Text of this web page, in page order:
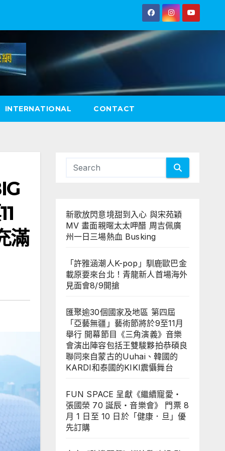
INTERNATIONAL CONTACT
滿
新歌放閃意境甜到入心 與宋苑穎
MV 畫面親暱太太呷醋 周吉佩廣
州一日三場熱血 Busking
「許雅涵潮人K-pop」馴鹿歐巴金
載原要來台北！青龍新人首場海外
見面會8/9開搶
匯聚逾30個國家及地區 第四屆
「亞藝無疆」藝術節將於9至11月
舉行 開幕節目《三角演義》音樂
會演出陣容包括王雙駿夥拍恭碩良
聯同來自蒙古的Uuhai、韓國的
KARDI和泰國的KIKI震懾舞台
FUN SPACE 呈獻《繼續寵愛・
張國榮 70 誕辰・音樂會》 門票 8
月 1 日至 10 日於「健康．旦」優
先訂購